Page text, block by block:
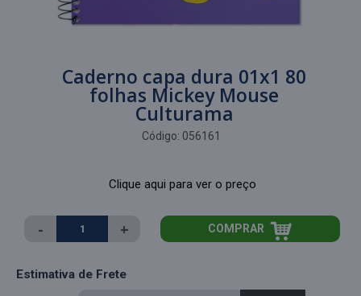
Caderno capa dura 01x1 80
folhas Mickey Mouse
Culturama
Código: 056161
Clique aqui para ver o preço
- + COMPRAR
Estimativa de Frete